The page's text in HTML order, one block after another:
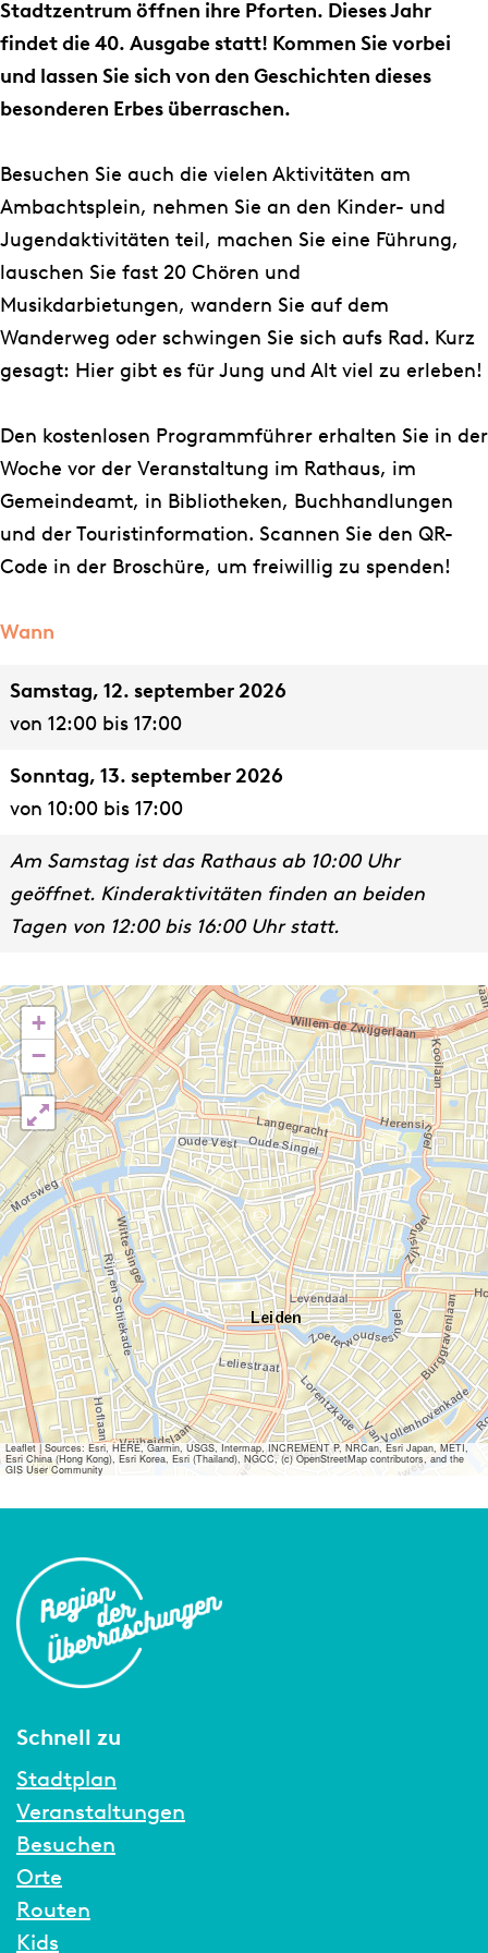
r
o
f
f
n
e
n
D
e
n
k
a
l
s
L
e
n
d
e
r
o
f
e
n
e
n
D
e
k
m
a
l
s
d
e
Stadtzentrum öffnen ihre Pforten. Dieses Jahr
findet die 40. Ausgabe statt! Kommen Sie vorbei
und lassen Sie sich von den Geschichten dieses
besonderen Erbes überraschen.
Besuchen Sie auch die vielen Aktivitäten am
Ambachtsplein, nehmen Sie an den Kinder- und
Jugendaktivitäten teil, machen Sie eine Führung,
lauschen Sie fast 20 Chören und
Musikdarbietungen, wandern Sie auf dem
Wanderweg oder schwingen Sie sich aufs Rad. Kurz
gesagt: Hier gibt es für Jung und Alt viel zu erleben!
Den kostenlosen Programmführer erhalten Sie in der
Woche vor der Veranstaltung im Rathaus, im
Gemeindeamt, in Bibliotheken, Buchhandlungen
und der Touristinformation. Scannen Sie den QR-
Code in der Broschüre, um freiwillig zu spenden!
Wann
Samstag, 12. september 2026
von 12:00 bis 17:00
Sonntag, 13. september 2026
von 10:00 bis 17:00
Am Samstag ist das Rathaus ab 10:00 Uhr
geöffnet. Kinderaktivitäten finden an beiden
Tagen von 12:00 bis 16:00 Uhr statt.
+
−
Leaflet|Sources: Esri, HERE, Garmin, USGS, Intermap, INCREMENT P, NRCan, Esri Japan, METI,
Esri China (Hong Kong), Esri Korea, Esri (Thailand), NGCC, (c) OpenStreetMap contributors, and the
GIS User Community
Schnell zu
Stadtplan
Veranstaltungen
Besuchen
Orte
Routen
Kids